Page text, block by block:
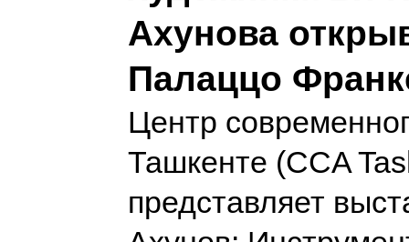
Ахунова
Палаццо
Центр
Ташкенте (CCA
представляет